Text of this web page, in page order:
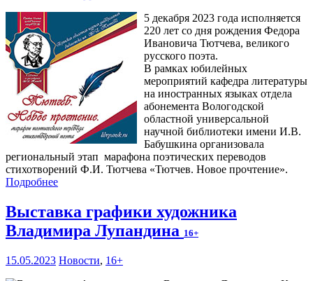
5 декабря 2023 года исполняется
220 лет со дня рождения Федора
Ивановича Тютчева, великого
русского поэта.
В рамках юбилейных
мероприятий кафедра литературы
на иностранных языках отдела
абонемента Вологодской
областной универсальной
научной библиотеки имени И.В.
Бабушкина организовала
региональный этап марафона поэтических переводов
стихотворений Ф.И. Тютчева «Тютчев. Новое прочтение».
Подробнее
Выставка графики художника
Владимира Лупандина 16+
15.05.2023 Новости, 16+